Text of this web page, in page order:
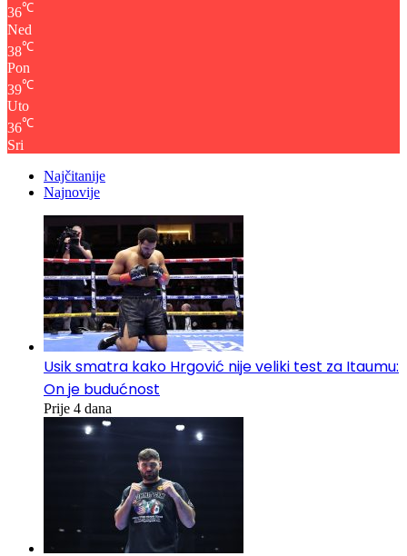
36℃
Ned
38℃
Pon
39℃
Uto
36℃
Sri
Najčitanije
Najnovije
Usik smatra kako Hrgović nije veliki test za Itaumu:
On je budućnost
Prije 4 dana